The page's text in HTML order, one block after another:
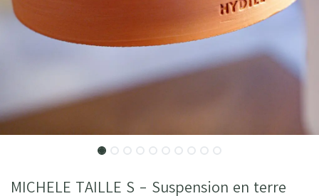
MICHELE TAILLE S - Suspension en terre